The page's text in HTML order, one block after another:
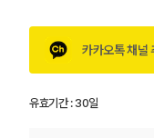
카카오톡 채널
유효기간 :30일